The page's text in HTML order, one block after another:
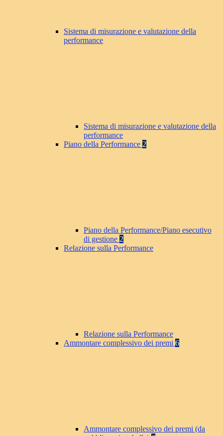
Sistema di misurazione e valutazione della
performance
Sistema di misurazione e valutazione della
performance
Piano della Performance 2
Piano della Performance/Piano esecutivo
di gestione 2
Relazione sulla Performance
Relazione sulla Performance
Ammontare complessivo dei premi 6
Ammontare complessivo dei premi (da